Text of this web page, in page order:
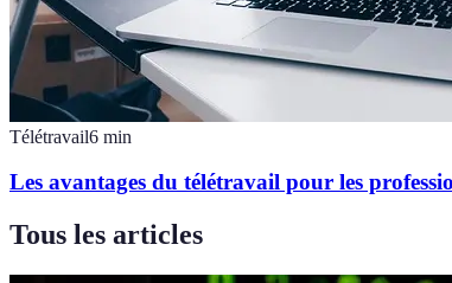
Télétravail6 min
Les avantages du télétravail pour les
Tous les articles